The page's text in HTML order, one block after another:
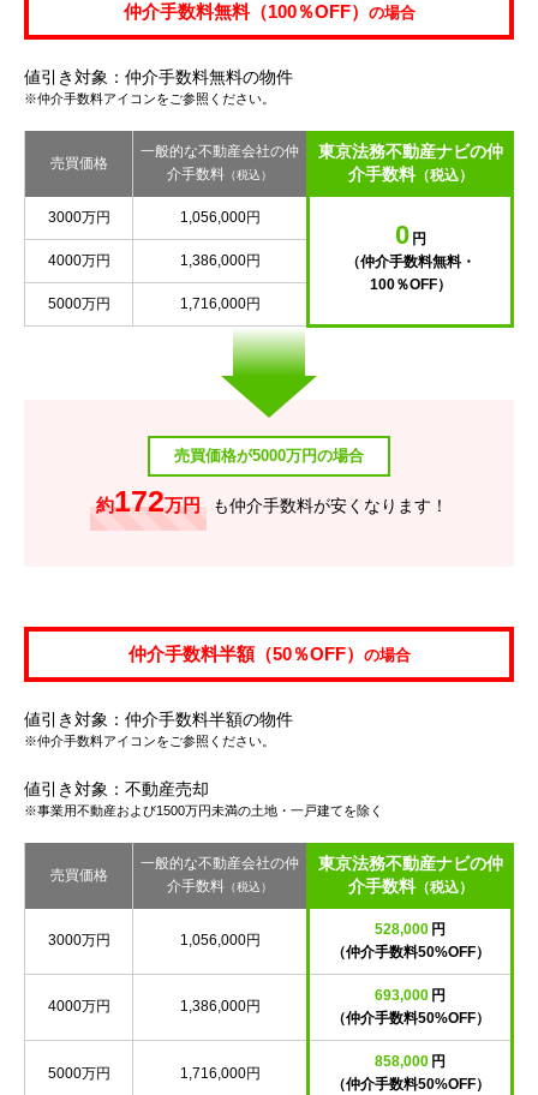
仲介手数料無料（100％OFF） の場合
値引き対象：仲介手数料無料の物件
※仲介手数料アイコンをご参照ください。
売買価格
一般的な不動産会社の仲
介手数料 （税込）
東京法務不動産ナビの仲
介手数料（税込）
3000万円 1,056,000円
0 円
（仲介手数料無料・
100％OFF）
4000万円 1,386,000円
5000万円 1,716,000円
売買価格が5000万円の場合
約172万円 も仲介手数料が安くなります！
仲介手数料半額（50％OFF） の場合
値引き対象：仲介手数料半額の物件
※仲介手数料アイコンをご参照ください。
値引き対象：不動産売却
※事業用不動産および1500万円未満の土地・一戸建てを除く
売買価格
一般的な不動産会社の仲
介手数料 （税込）
東京法務不動産ナビの仲
介手数料（税込）
3000万円 1,056,000円
528,000 円
（仲介手数料50%OFF）
4000万円 1,386,000円
693,000 円
（仲介手数料50%OFF）
5000万円 1,716,000円
858,000 円
（仲介手数料50%OFF）